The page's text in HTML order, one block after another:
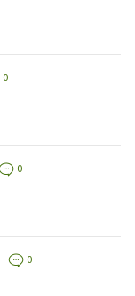
0
0
0